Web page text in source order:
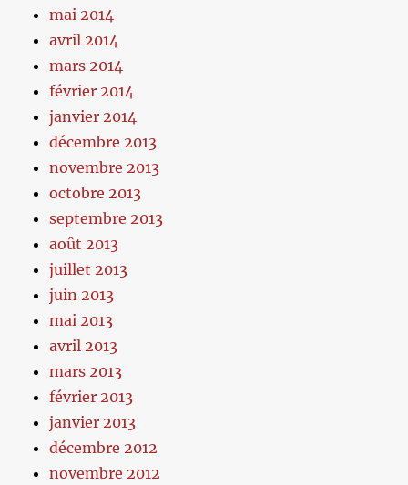
mai 2014
avril 2014
mars 2014
février 2014
janvier 2014
décembre 2013
novembre 2013
octobre 2013
septembre 2013
août 2013
juillet 2013
juin 2013
mai 2013
avril 2013
mars 2013
février 2013
janvier 2013
décembre 2012
novembre 2012